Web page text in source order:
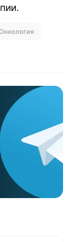
Онкология